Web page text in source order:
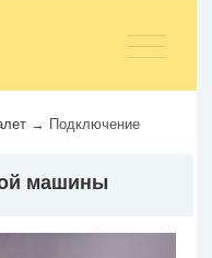
→ Подключение
машины